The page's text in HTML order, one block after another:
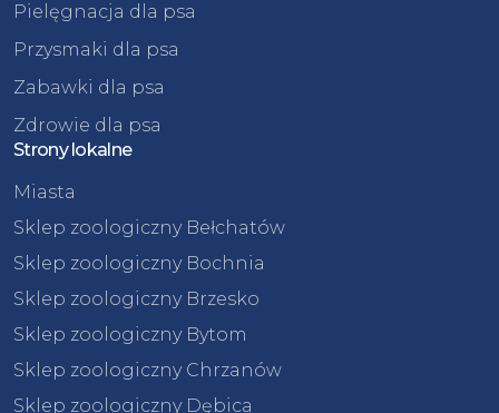
Pielęgnacja dla psa
Przysmaki dla psa
Zabawki dla psa
Zdrowie dla psa
Strony lokalne
Miasta
Sklep zoologiczny Bełchatów
Sklep zoologiczny Bochnia
Sklep zoologiczny Brzesko
Sklep zoologiczny Bytom
Sklep zoologiczny Chrzanów
Sklep zoologiczny Dębica